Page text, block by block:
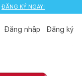
ĐĂNG KÝ NGAY!
Đăng nhập Đăng ký